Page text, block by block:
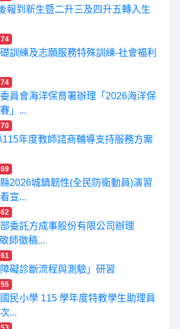
報到新生暨二升三及四升五轉入生
74
訓練及志願服務特殊訓練-社會福利
74
員會海洋保育署辦理「2026海洋保
」...
70
年度教師諮商輔導支持服務方案
69
2026城鎮韌性(全民防衛動員)演習
宣...
62
委託方成事股份有限公司辦理
師徵稿...
61
障礙診斷流程與測驗」研習
55
民小學 115 學年度特教學生助理員
...